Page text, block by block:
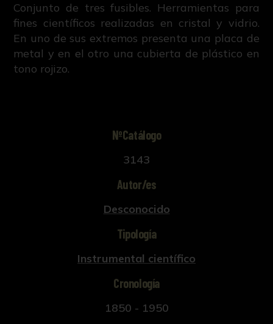
Conjunto de tres fusibles. Herramientas para
fines científicos realizadas en cristal y vidrio.
En uno de sus extremos presenta una placa de
metal y en el otro una cubierta de plástico en
tono rojizo.
NºCatálogo
3143
Autor/es
Desconocido
Tipología
Instrumental científico
Cronología
1850 - 1950